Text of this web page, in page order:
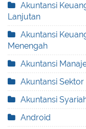
Akuntansi
Lanjutan
Akuntansi
Menengah
Akuntansi
Akuntansi Sektor
Akuntansi
Android